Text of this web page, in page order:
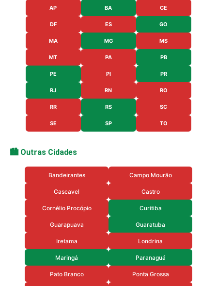
AP BA CE
DF ES GO
MA MG MS
MT PA PB
PE PI PR
RJ RN RO
RR RS SC
SE SP TO
🏙️ Outras Cidades
Bandeirantes Campo Mourão
Cascavel Castro
Cornélio Procópio Curitiba
Guarapuava Guaratuba
Iretama Londrina
Maringá Paranaguá
Pato Branco Ponta Grossa